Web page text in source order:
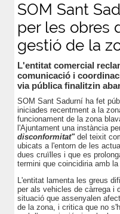
SOM Sant
per les obres
gestió de la
L'entitat comercial
comunicació i
via pública finalitzin
SOM Sant Sadurní ha fet
iniciades recentment a la
funcionament de la zona
l'Ajuntament una instància
disconformitat"del teixit
ubicats a l'entorn de les
dues cruïlles i que es
termini que coincidiria amb
L'entitat lamenta les greus
per als vehicles de càrrega i
situació que assenyalen
de la zona, i critica que no